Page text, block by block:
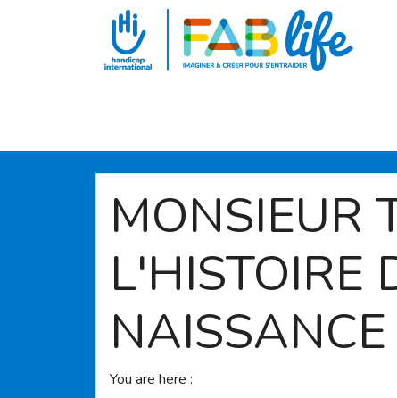
Aller au contenu principal
MONSIEUR
L'HISTOIRE
NAISSANCE
You are here :